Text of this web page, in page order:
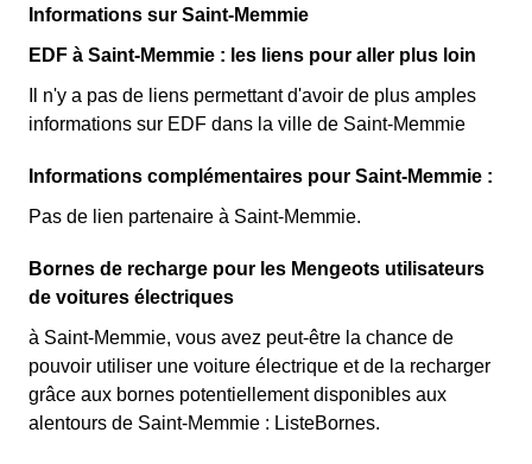
Informations sur Saint-Memmie
EDF à Saint-Memmie : les liens pour aller plus loin
Il n'y a pas de liens permettant d'avoir de plus amples
informations sur EDF dans la ville de Saint-Memmie
Informations complémentaires pour Saint-Memmie :
Pas de lien partenaire à Saint-Memmie.
Bornes de recharge pour les Mengeots utilisateurs
de voitures électriques
à Saint-Memmie, vous avez peut-être la chance de
pouvoir utiliser une voiture électrique et de la recharger
grâce aux bornes potentiellement disponibles aux
alentours de Saint-Memmie : ListeBornes.